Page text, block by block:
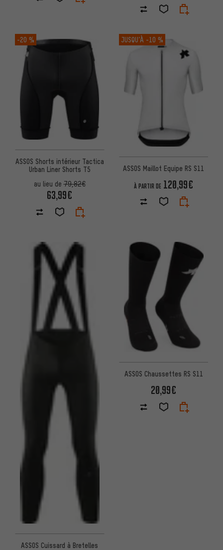
-20 %
ASSOS Shorts intérieur Tactica
Urban Liner Shorts T5
au lieu de79,82€
63,99€
JUSQU’À -10 %
ASSOS Maillot Equipe RS S11
À PARTIR DE 120,99€
ASSOS Cuissard à Bretelles
ASSOS Chaussettes RS S11
20,99€